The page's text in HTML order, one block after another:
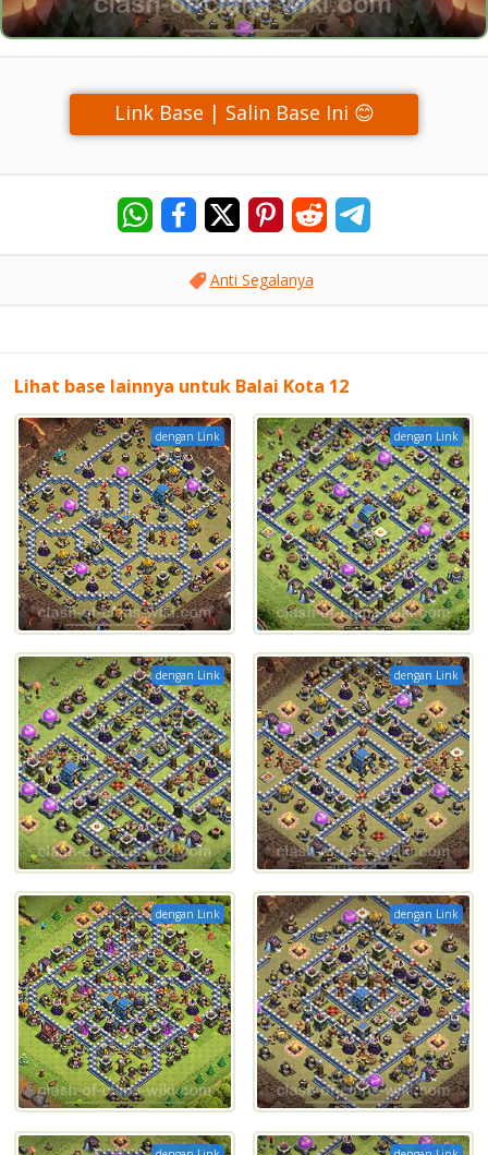
Link Base | Salin Base Ini 😊
Anti Segalanya
Lihat base lainnya untuk Balai Kota 12
dengan Link dengan Link
dengan Link dengan Link
dengan Link dengan Link